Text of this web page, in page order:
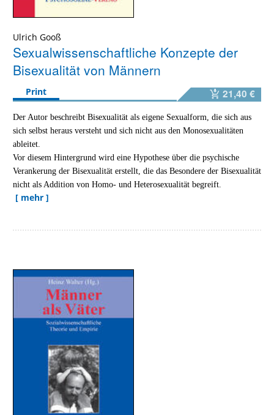
Ulrich Gooß
Sexualwissenschaftliche Konzepte der
Bisexualität von Männern
Print 21,40 €
Der Autor beschreibt Bisexualität als eigene Sexualform, die sich aus
sich selbst heraus versteht und sich nicht aus den Monosexualitäten
ableitet.
Vor diesem Hintergrund wird eine Hypothese über die psychische
Verankerung der Bisexualität erstellt, die das Besondere der Bisexualität
nicht als Addition von Homo- und Heterosexualität begreift.
[ mehr ]